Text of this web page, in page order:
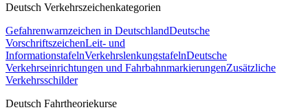
Deutsch Verkehrszeichenkategorien
Gefahrenwarnzeichen in DeutschlandDeutsche
VorschriftszeichenLeit- und
InformationstafelnVerkehrslenkungstafelnDeutsche
Verkehrseinrichtungen und FahrbahnmarkierungenZusätzliche
Verkehrsschilder
Deutsch Fahrtheoriekurse